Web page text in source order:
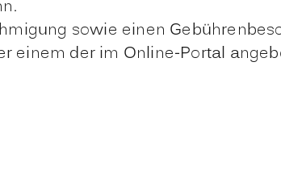
sowie einen
einem der im Online-Portal